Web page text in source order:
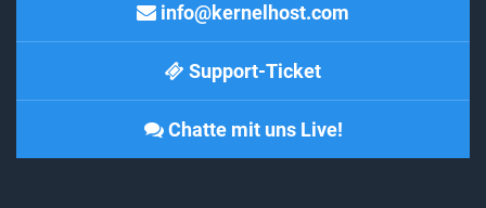
info@kernelhost.com
Support-Ticket
Chatte mit uns Live!